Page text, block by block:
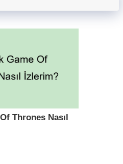
Thrones Nasıl